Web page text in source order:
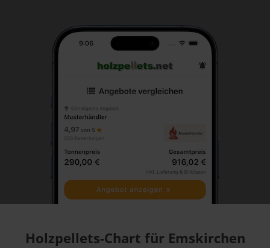
Holzpellets-Chart für Emskirchen